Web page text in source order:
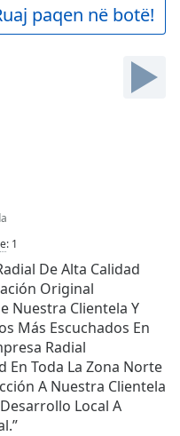
paqen në botë!
: 1
De Alta Calidad
Original
Nuestra Clientela Y
Más Escuchados En
Radial
En Toda La Zona Norte
A Nuestra Clientela
Local A